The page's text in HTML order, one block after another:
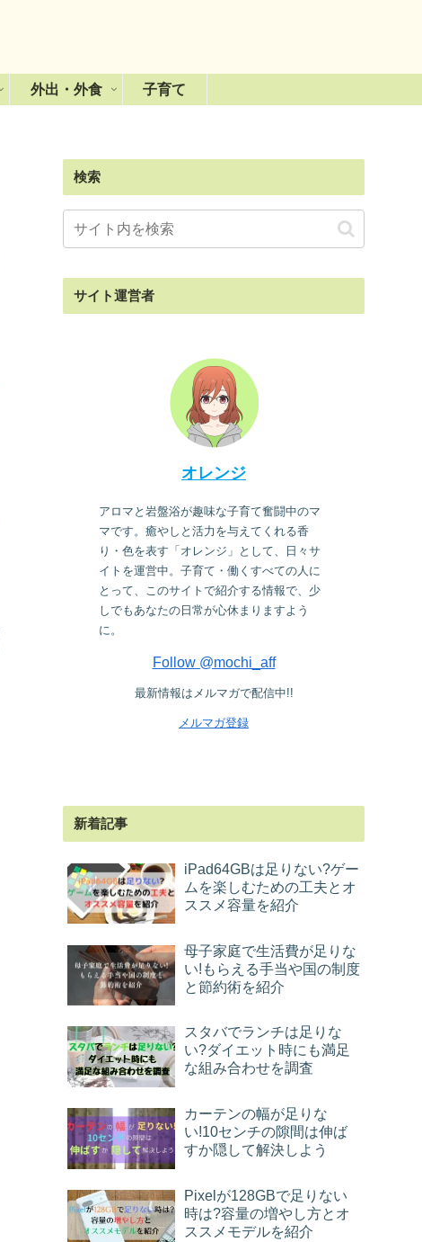
外出・外食 子育て
検索
サイト運営者
オレンジ
アロマと岩盤浴が趣味な子育て奮闘中のマ
マです。癒やしと活力を与えてくれる香
り・色を表す「オレンジ」として、日々サ
イトを運営中。子育て・働くすべての人に
とって、このサイトで紹介する情報で、少
しでもあなたの日常が心休まりますよう
に。
Follow @mochi_aff
最新情報はメルマガで配信中!!
メルマガ登録
新着記事
iPad64GBは足りない?ゲー
ムを楽しむための工夫とオ
ススメ容量を紹介
母子家庭で生活費が足りな
い!もらえる手当や国の制度
と節約術を紹介
スタバでランチは足りな
い?ダイエット時にも満足
な組み合わせを調査
カーテンの幅が足りな
い!10センチの隙間は伸ば
すか隠して解決しよう
Pixelが128GBで足りない
時は?容量の増やし方とオ
ススメモデルを紹介